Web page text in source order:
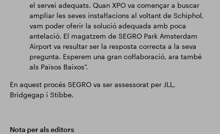
el servei adequats. Quan XPO va començar a buscar
ampliar les seves instal·lacions al voltant de Schiphol,
vam poder oferir la solució adequada amb poca
antelació. El magatzem de SEGRO Park Amsterdam
Airport va resultar ser la resposta correcta a la seva
pregunta. Esperem una gran col·laboració, ara també
als Països Baixos".
En aquest procés SEGRO va ser assessorat per JLL,
Bridgegap i Stibbe.
Nota per als editors